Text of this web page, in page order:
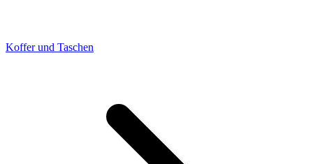
Koffer und Taschen